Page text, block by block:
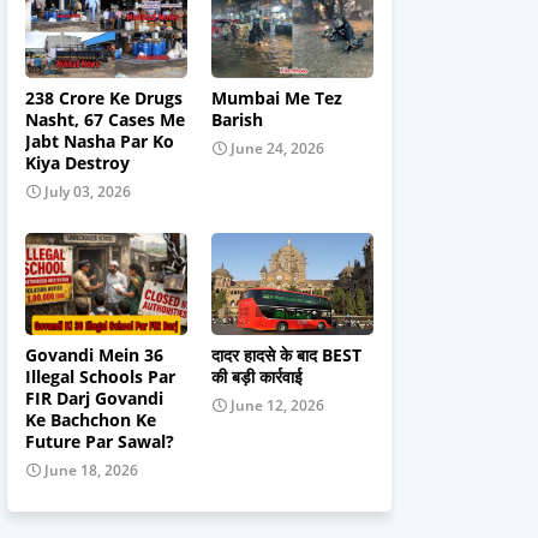
238 Crore Ke Drugs
Nasht, 67 Cases Me
Jabt Nasha Par Ko
Kiya Destroy
July 03, 2026
Mumbai Me Tez
Barish
June 24, 2026
Govandi Mein 36
Illegal Schools Par
FIR Darj Govandi
Ke Bachchon Ke
Future Par Sawal?
June 18, 2026
दादर हादसे के बाद BEST
की बड़ी कार्रवाई
June 12, 2026